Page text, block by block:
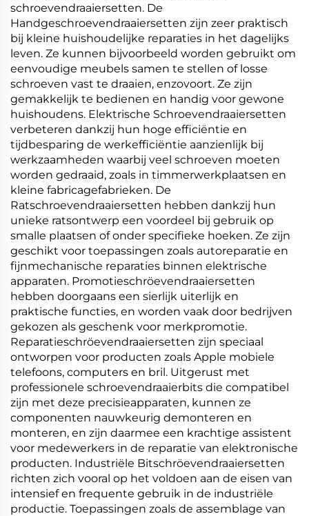
schroevendraaiersetten. De
Handgeschroevendraaiersetten zijn zeer praktisch
bij kleine huishoudelijke reparaties in het dagelijks
leven. Ze kunnen bijvoorbeeld worden gebruikt om
eenvoudige meubels samen te stellen of losse
schroeven vast te draaien, enzovoort. Ze zijn
gemakkelijk te bedienen en handig voor gewone
huishoudens. Elektrische Schroevendraaiersetten
verbeteren dankzij hun hoge efficiëntie en
tijdbesparing de werkefficiëntie aanzienlijk bij
werkzaamheden waarbij veel schroeven moeten
worden gedraaid, zoals in timmerwerkplaatsen en
kleine fabricagefabrieken. De
Ratschroevendraaiersetten hebben dankzij hun
unieke ratsontwerp een voordeel bij gebruik op
smalle plaatsen of onder specifieke hoeken. Ze zijn
geschikt voor toepassingen zoals autoreparatie en
fijnmechanische reparaties binnen elektrische
apparaten. Promotieschröevendraaiersetten
hebben doorgaans een sierlijk uiterlijk en
praktische functies, en worden vaak door bedrijven
gekozen als geschenk voor merkpromotie.
Reparatieschröevendraaiersetten zijn speciaal
ontworpen voor producten zoals Apple mobiele
telefoons, computers en bril. Uitgerust met
professionele schroevendraaierbits die compatibel
zijn met deze precisieapparaten, kunnen ze
componenten nauwkeurig demonteren en
monteren, en zijn daarmee een krachtige assistent
voor medewerkers in de reparatie van elektronische
producten. Industriële Bitschröevendraaiersetten
richten zich vooral op het voldoen aan de eisen van
intensief en frequente gebruik in de industriële
productie. Toepassingen zoals de assemblage van